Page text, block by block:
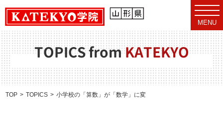
t
o
g
g
l
e
n
v
i
g
MENU
TOPICS fromKATEKYO
TOP TOPICS 小学校の「算数」が「数学」に変わる？〜これからの学習環